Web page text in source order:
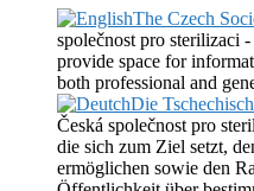
The Czech
společnost pro sterilizaci
provide space for
both professional and
Die
Česká společnost pro
die sich zum Ziel setzt,
ermöglichen sowie den